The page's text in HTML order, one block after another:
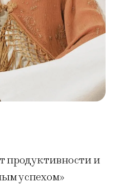
продуктивности и
успехом»